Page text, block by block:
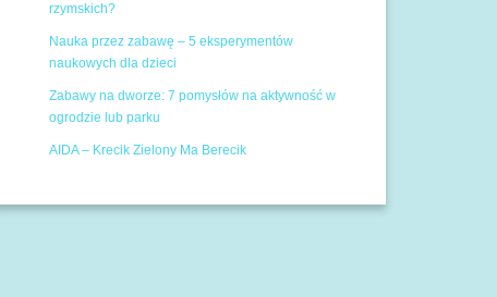
rzymskich?
Nauka przez zabawę – 5 eksperymentów
naukowych dla dzieci
Zabawy na dworze: 7 pomysłów na aktywność w
ogrodzie lub parku
AIDA – Krecik Zielony Ma Berecik